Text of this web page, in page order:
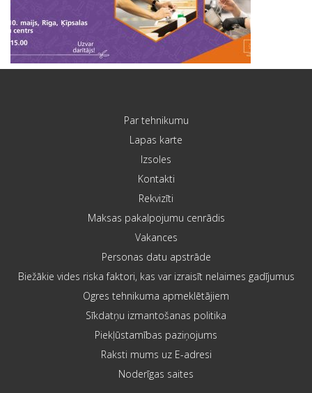
Par tehnikumu
Lapas karte
Izsoles
Kontakti
Rekvizīti
Maksas pakalpojumu cenrādis
Vakances
Personas datu apstrāde
Biežākie vides riska faktori, kas var izraisīt nelaimes gadījumus
Ogres tehnikuma apmeklētājiem
Sīkdatņu izmantošanas politika
Piekļūstamības paziņojums
Raksti mums uz E-adresi
Noderīgas saites